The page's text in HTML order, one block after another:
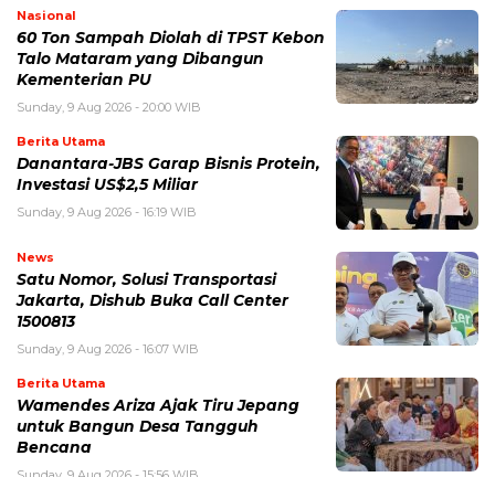
Nasional
60 Ton Sampah Diolah di TPST Kebon
Talo Mataram yang Dibangun
Kementerian PU
Sunday, 9 Aug 2026 - 20:00 WIB
Berita Utama
Danantara-JBS Garap Bisnis Protein,
Investasi US$2,5 Miliar
Sunday, 9 Aug 2026 - 16:19 WIB
News
Satu Nomor, Solusi Transportasi
Jakarta, Dishub Buka Call Center
1500813
Sunday, 9 Aug 2026 - 16:07 WIB
Berita Utama
Wamendes Ariza Ajak Tiru Jepang
untuk Bangun Desa Tangguh
Bencana